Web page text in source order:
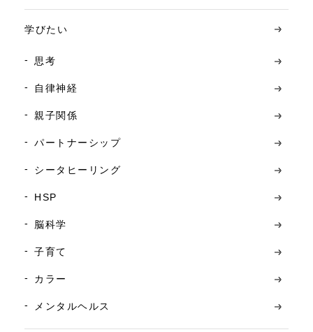
学びたい
思考
自律神経
親子関係
パートナーシップ
シータヒーリング
HSP
脳科学
子育て
カラー
メンタルヘルス